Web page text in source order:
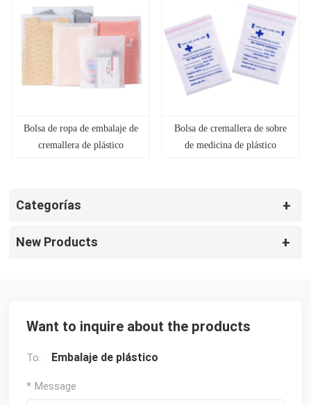
Bolsa de ropa de embalaje de
cremallera de plástico
Bolsa de cremallera de sobre
de medicina de plástico
Categorías
New Products
Want to inquire about the products
To: Embalaje de plástico
* Message